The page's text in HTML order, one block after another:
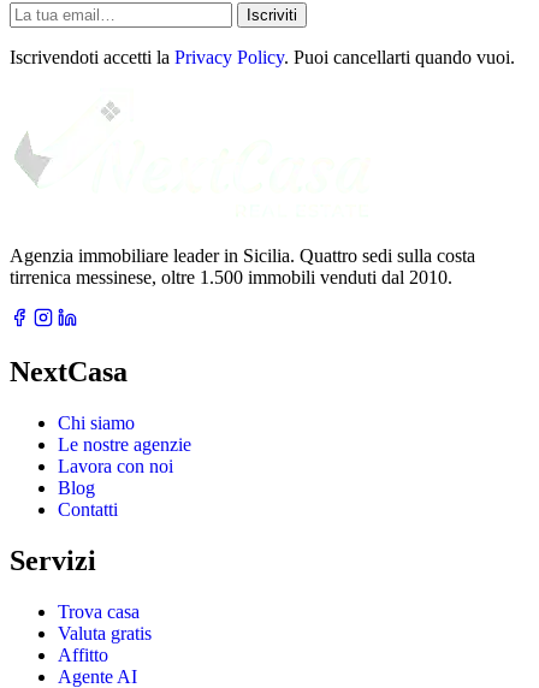
La
tua
email
Iscriviti
Iscrivendoti accetti la Privacy Policy. Puoi cancellarti quando vuoi.
Agenzia immobiliare leader in Sicilia. Quattro sedi sulla costa
tirrenica messinese, oltre 1.500 immobili venduti dal 2010.
NextCasa
Chi siamo
Le nostre agenzie
Lavora con noi
Blog
Contatti
Servizi
Trova casa
Valuta gratis
Affitto
Agente AI